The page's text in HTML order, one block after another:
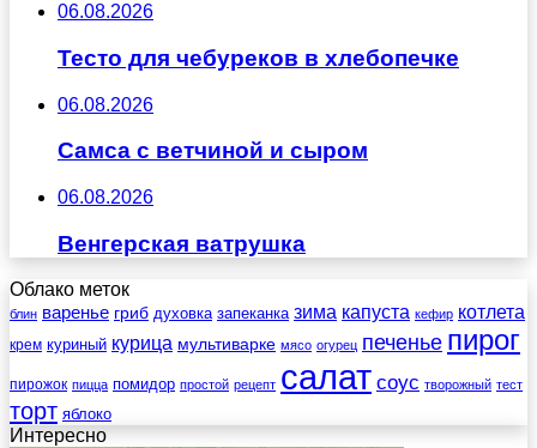
06.08.2026
Тесто для чебуреков в хлебопечке
06.08.2026
Самса с ветчиной и сыром
06.08.2026
Венгерская ватрушка
Облако меток
блин варенье гриб духовка запеканка зима капуста кефир котлета
крем куриный курица мультиварке мясо огурец печенье пирог
пирожок пицца помидор простой рецепт салат соус творожный тест
торт яблоко
Интересно